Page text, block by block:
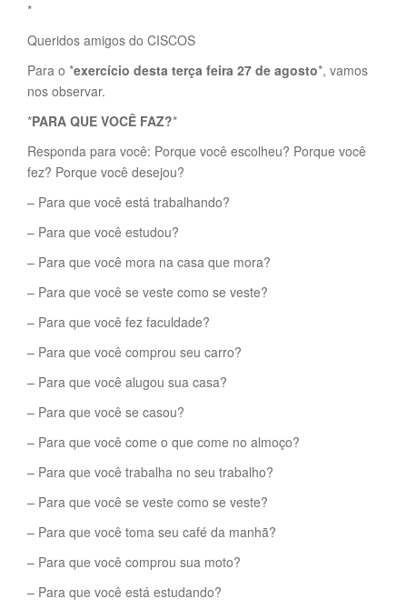
*
Queridos amigos do CISCOS
Para o *exercício desta terça feira 27 de agosto*, vamos
nos observar.
*PARA QUE VOCÊ FAZ?*
Responda para você: Porque você escolheu? Porque você
fez? Porque você desejou?
– Para que você está trabalhando?
– Para que você estudou?
– Para que você mora na casa que mora?
– Para que você se veste como se veste?
– Para que você fez faculdade?
– Para que você comprou seu carro?
– Para que você alugou sua casa?
– Para que você se casou?
– Para que você come o que come no almoço?
– Para que você trabalha no seu trabalho?
– Para que você se veste como se veste?
– Para que você toma seu café da manhã?
– Para que você comprou sua moto?
– Para que você está estudando?